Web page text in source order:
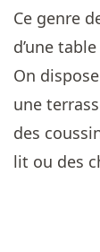
Ce genre
d’une
On
une
des
lit ou des